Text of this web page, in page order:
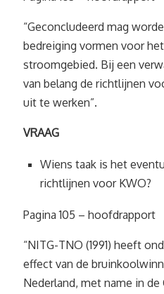
“Geconcludeerd mag
bedreiging vormen voor
stroomgebied. Bij een
van belang de richtlijnen
uit te werken”.
VRAAG
Wiens taak is het
richtlijnen voor KWO?
Pagina 105 – hoofdrapport
“NITG-TNO (1991) heeft
effect van de
Nederland, met name in